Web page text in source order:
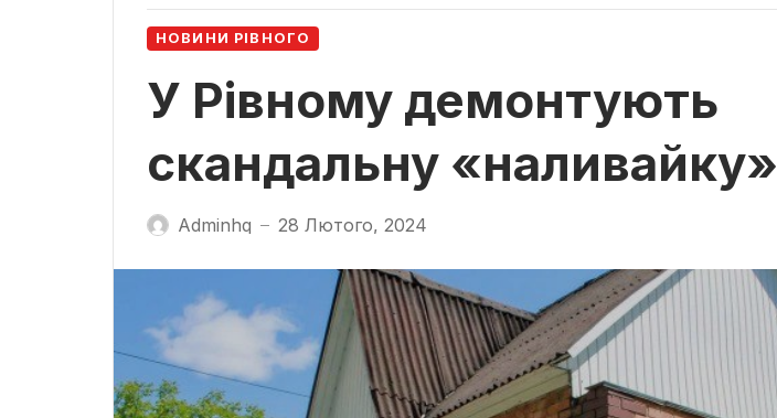
НОВИНИ РІВНОГО
У Рівному демонтують
скандальну «наливайку»
Adminhq — 28 Лютого, 2024